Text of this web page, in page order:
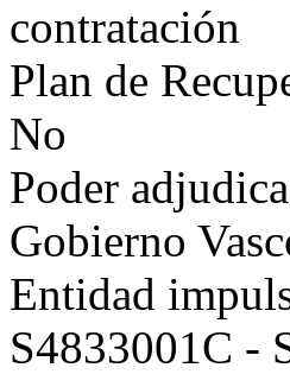
contratación
Plan de
No
Poder
Gobierno
Entidad
S4833001C -